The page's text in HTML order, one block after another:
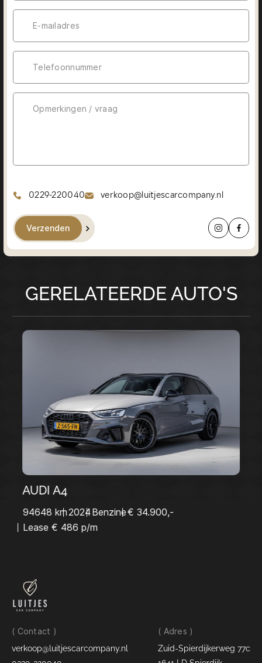
0229-220040 verkoop@luitjescarcompany.nl
Verzenden
GERELATEERDE AUTO'S
AUDI A4
94648 km2024Benzine€ 34.900,-
Lease € 486 p/m
( Contact )
verkoop@luitjescarcompany.nl
( Adres )
Zuid-Spierdijkerweg 77c